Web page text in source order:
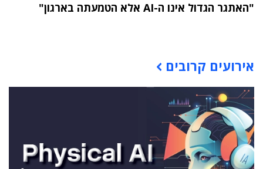
"האתגר הגדול אינו ה-AI אלא הטמעתה בארגון"
אירועים קרובים